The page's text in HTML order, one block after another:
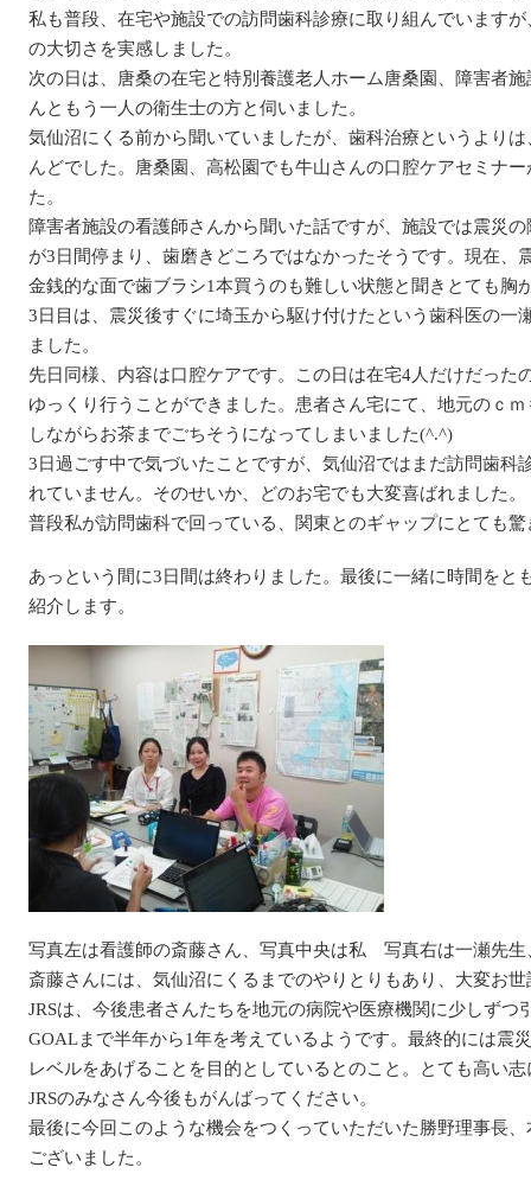
私も普段、在宅や施設での訪問歯科診療に取り組んでいます
の大切さを実感しました。
次の日は、唐桑の在宅と特別養護老人ホーム唐桑園、障害者
んともう一人の衛生士の方と伺いました。
気仙沼にくる前から聞いていましたが、歯科治療というより
んどでした。唐桑園、高松園でも牛山さんの口腔ケアセミナ
た。
障害者施設の看護師さんから聞いた話ですが、施設では震災
が3日間停まり、歯磨きどころではなかったそうです。現在、
金銭的な面で歯ブラシ1本買うのも難しい状態と聞きとても胸
3日目は、震災後すぐに埼玉から駆け付けたという歯科医の一
ました。
先日同様、内容は口腔ケアです。この日は在宅4人だけだった
ゆっくり行うことができました。患者さん宅にて、地元のｃ
しながらお茶までごちそうになってしまいました(^.^)
3日過ごす中で気づいたことですが、気仙沼ではまだ訪問歯科
れていません。そのせいか、どのお宅でも大変喜ばれました。
普段私が訪問歯科で回っている、関東とのギャップにとても驚
あっという間に3日間は終わりました。最後に一緒に時間をと
紹介します。
写真左は看護師の斎藤さん、写真中央は私 写真右は一瀬先生
斎藤さんには、気仙沼にくるまでのやりとりもあり、大変お
JRSは、今後患者さんたちを地元の病院や医療機関に少しずつ
GOALまで半年から1年を考えているようです。最終的には震
レベルをあげることを目的としているとのこと。とても高い志
JRSのみなさん今後もがんばってください。
最後に今回このような機会をつくっていただいた勝野理事長
ございました。